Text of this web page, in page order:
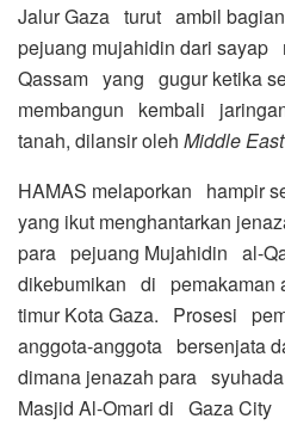
Jalur Gaza turut ambil
pejuang mujahidin dari sayap
Qassam yang gugur ketika
membangun kembali
tanah, dilansir oleh Middle
HAMAS melaporkan hampir
yang ikut menghantarkan
para pejuang Mujahidin al-
dikebumikan di pemakaman
timur Kota Gaza. Prosesi
anggota-anggota bersenjata
dimana jenazah para
Masjid Al-Omari di Gaza